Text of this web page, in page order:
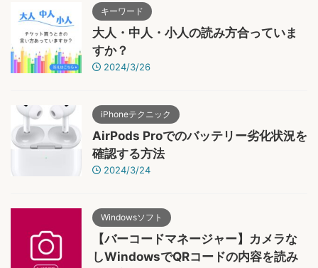
キーワード
大人・中人・小人の読み方合っていま
すか？
2024/3/26
iPhoneテクニック
AirPods Proでのバッテリー劣化状況を
確認する方法
2024/3/24
Windowsソフト
【バーコードマネージャー】カメラな
しWindowsでQRコードの内容を読み